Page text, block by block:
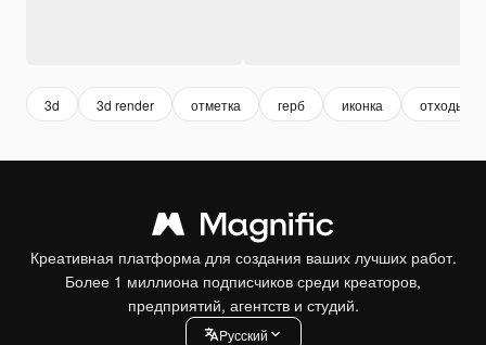
3d 3d render отметка герб иконка отходы
Креативная платформа для создания ваших лучших работ.
Более 1 миллиона подписчиков среди креаторов,
предприятий, агентств и студий.
Pусский